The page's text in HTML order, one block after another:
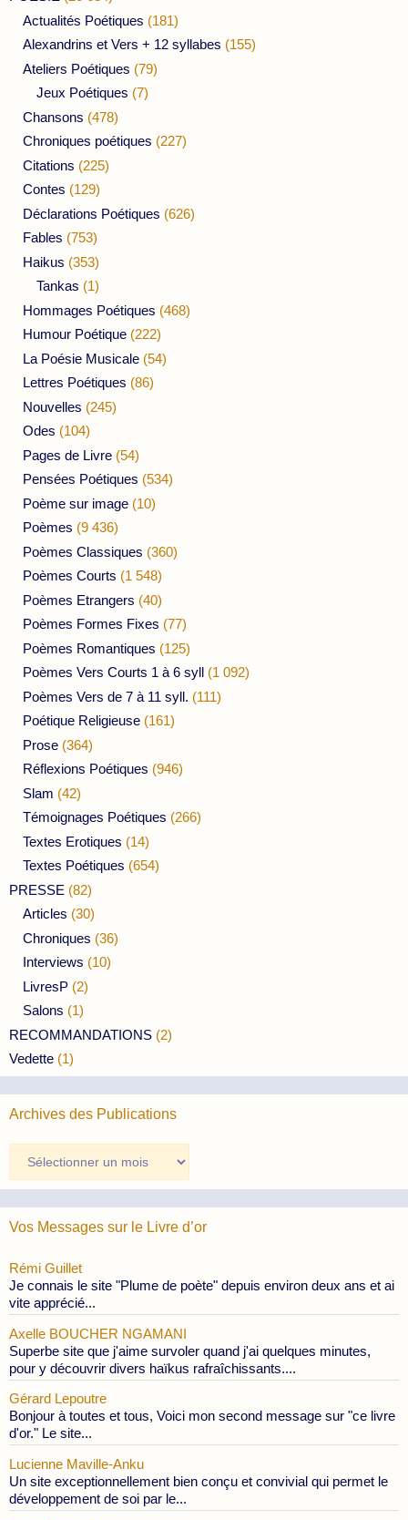
Actualités Poétiques (181)
Alexandrins et Vers + 12 syllabes (155)
Ateliers Poétiques (79)
Jeux Poétiques (7)
Chansons (478)
Chroniques poétiques (227)
Citations (225)
Contes (129)
Déclarations Poétiques (626)
Fables (753)
Haikus (353)
Tankas (1)
Hommages Poétiques (468)
Humour Poétique (222)
La Poésie Musicale (54)
Lettres Poétiques (86)
Nouvelles (245)
Odes (104)
Pages de Livre (54)
Pensées Poétiques (534)
Poème sur image (10)
Poèmes (9 436)
Poèmes Classiques (360)
Poèmes Courts (1 548)
Poèmes Etrangers (40)
Poèmes Formes Fixes (77)
Poèmes Romantiques (125)
Poèmes Vers Courts 1 à 6 syll (1 092)
Poèmes Vers de 7 à 11 syll. (111)
Poétique Religieuse (161)
Prose (364)
Réflexions Poétiques (946)
Slam (42)
Témoignages Poétiques (266)
Textes Erotiques (14)
Textes Poétiques (654)
PRESSE (82)
Articles (30)
Chroniques (36)
Interviews (10)
LivresP (2)
Salons (1)
RECOMMANDATIONS (2)
Vedette (1)
Archives des Publications
des
Publications
Vos Messages sur le Livre d’or
Rémi Guillet
Je connais le site "Plume de poète" depuis environ deux ans et ai
vite apprécié...
Axelle BOUCHER NGAMANI
Superbe site que j'aime survoler quand j'ai quelques minutes,
pour y découvrir divers haïkus rafraîchissants....
Gérard Lepoutre
Bonjour à toutes et tous, Voici mon second message sur "ce livre
d'or." Le site...
Lucienne Maville-Anku
Un site exceptionnellement bien conçu et convivial qui permet le
développement de soi par le...